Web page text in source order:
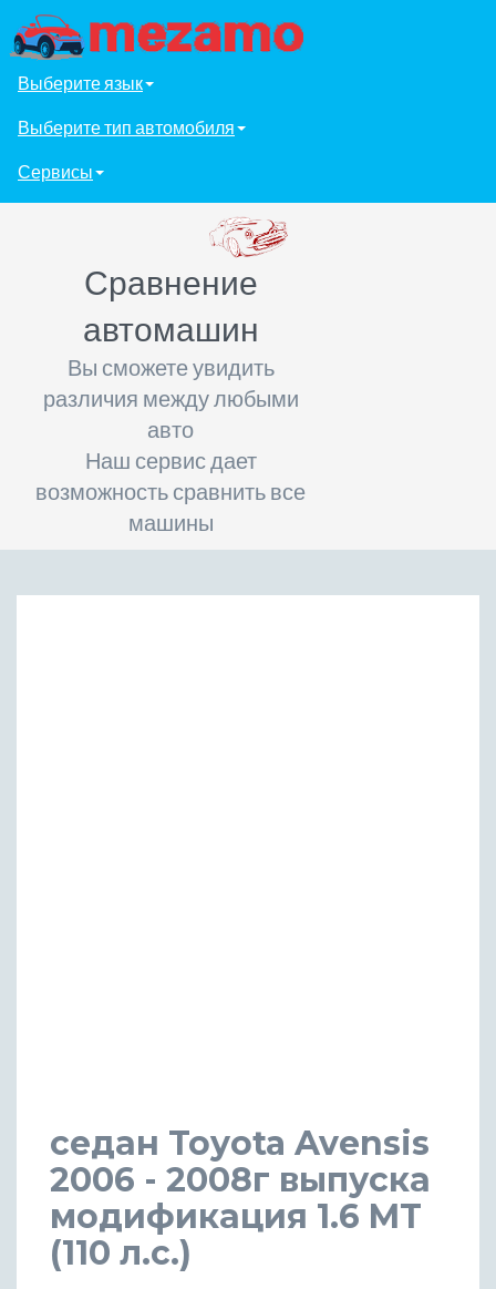
Выберите язык
Выберите тип автомобиля
Сервисы
Сравнение
автомашин
Вы сможете увидить
различия между любыми
авто
Наш сервис дает
возможность сравнить все
машины
седан Toyota Avensis
2006 - 2008г выпуска
модификация 1.6 MT
(110 л.с.)